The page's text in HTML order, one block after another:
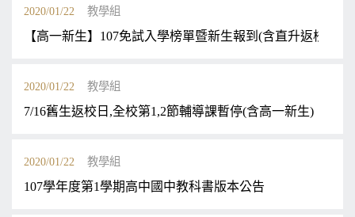
2020/01/22 教學組
【高一新生】107免試入學榜單暨新生報到(含直升返校)注
2020/01/22 教學組
7/16舊生返校日,全校第1,2節輔導課暫停(含高一新生)
2020/01/22 教學組
107學年度第1學期高中國中教科書版本公告